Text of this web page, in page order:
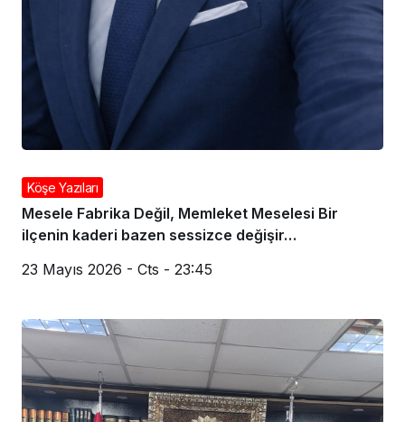
Köşe Yazıları
Mesele Fabrika Değil, Memleket Meselesi Bir
ilçenin kaderi bazen sessizce değişir…
23 Mayıs 2026 - Cts - 23:45